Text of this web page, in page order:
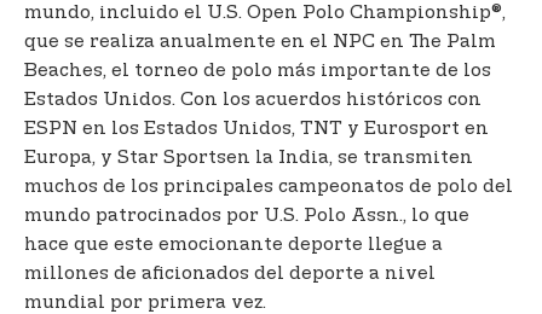
mundo, incluido el U.S. Open Polo Championship®,
que se realiza anualmente en el NPC en The Palm
Beaches, el torneo de polo más importante de los
Estados Unidos. Con los acuerdos históricos con
ESPN en los Estados Unidos, TNT y Eurosport en
Europa, y Star Sportsen la India, se transmiten
muchos de los principales campeonatos de polo del
mundo patrocinados por U.S. Polo Assn., lo que
hace que este emocionante deporte llegue a
millones de aficionados del deporte a nivel
mundial por primera vez.